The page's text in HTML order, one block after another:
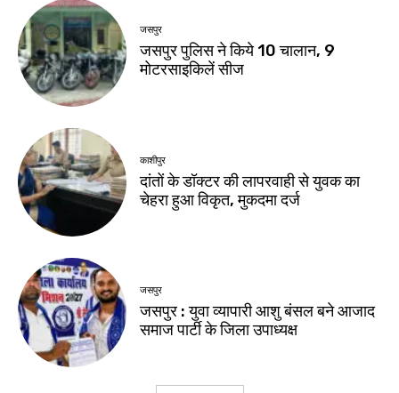
जसपुर
जसपुर पुलिस ने किये 10 चालान, 9
मोटरसाइकिलें सीज
काशीपुर
दांतों के डॉक्टर की लापरवाही से युवक का
चेहरा हुआ विकृत, मुकदमा दर्ज
जसपुर
जसपुर : युवा व्यापारी आशु बंसल बने आजाद
समाज पार्टी के जिला उपाध्यक्ष